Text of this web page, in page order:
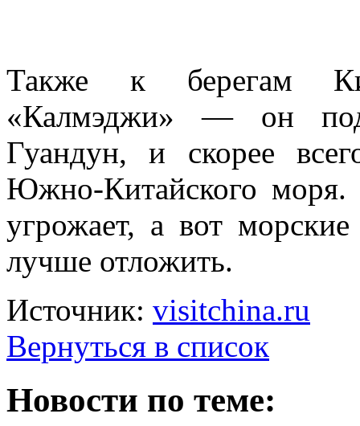
Также к берегам
«Калмэджи» — он
Гуандун, и скорее
Южно-Китайского
угрожает, а вот
лучше отложить.
Источник: visitchina.ru
Вернуться в список
Новости по теме: